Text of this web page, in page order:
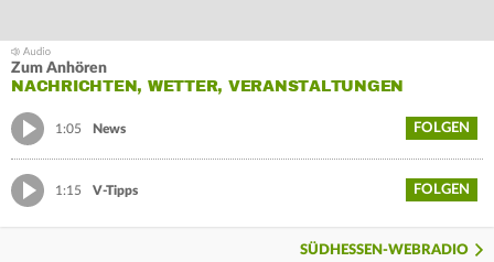
Zum Anhören
NACHRICHTEN, WETTER, VERANSTALTUNGEN
1:05 News FOLGEN
1:15 V-Tipps FOLGEN
SÜDHESSEN-WEBRADIO